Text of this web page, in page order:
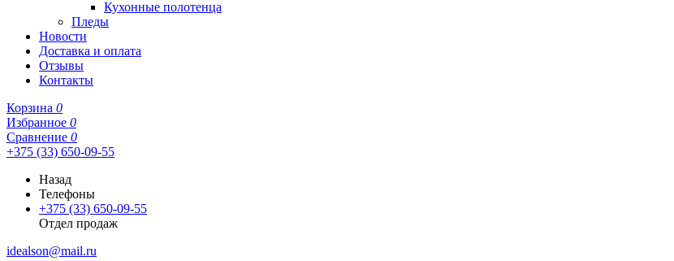
Кухонные полотенца
Пледы
Новости
Доставка и оплата
Отзывы
Контакты
Корзина 0
Избранное 0
Сравнение 0
+375 (33) 650-09-55
Назад
Телефоны
+375 (33) 650-09-55
Отдел продаж
idealson@mail.ru